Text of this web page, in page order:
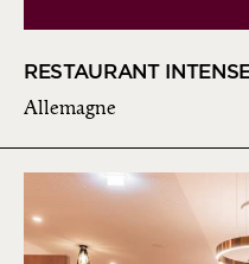
RESTAURANT
Allemagne